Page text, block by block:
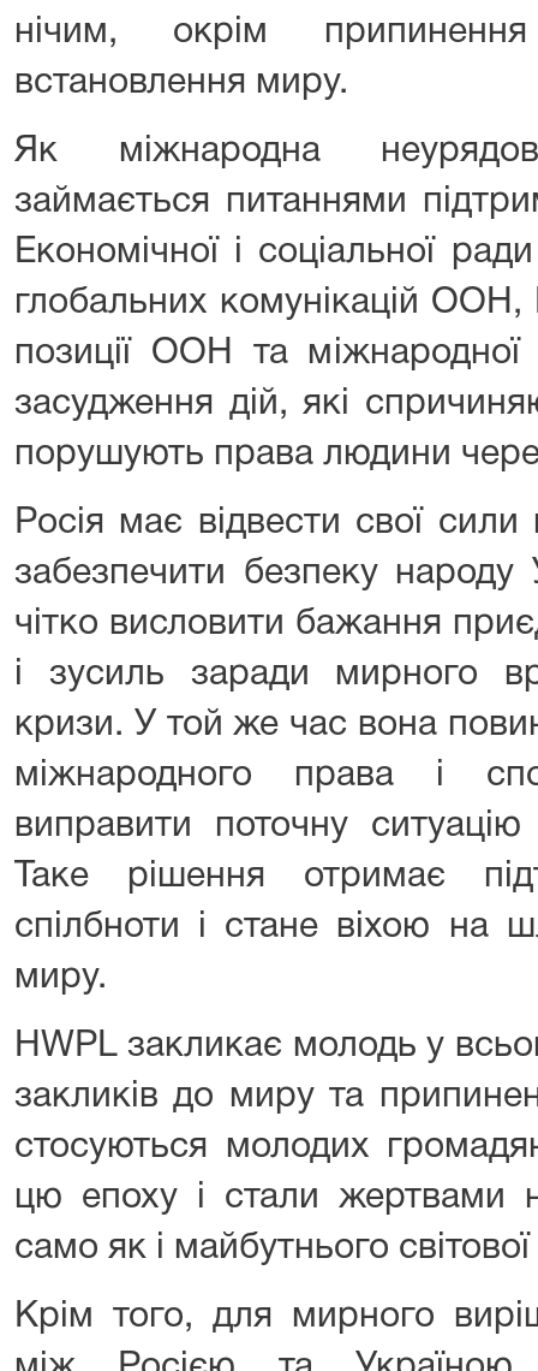
нічим, окрім
встановлення миру.
Як міжнародна
займається питаннями
Економічної і соціальної
глобальних комунікацій
позиції ООН та міжнародної
засудження дій, які
порушують права людини
Росія має відвести свої
забезпечити безпеку народу
чітко висловити бажання
і зусиль заради мирного
кризи. У той же час вона
міжнародного права і
виправити поточну
Таке рішення отримає
спілбноти і стане віхою на
миру.
HWPL закликає молодь у
закликів до миру та
стосуються молодих
цю епоху і стали жертвами
само як і майбутнього
Крім того, для мирного